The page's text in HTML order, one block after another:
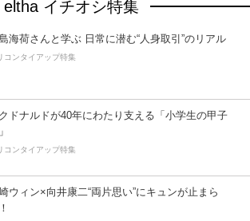
eltha イチオシ特集
海荷さんと学ぶ 日常に潜む“人身取引”のリアル
コンタイアップ特集
ドナルドが40年にわたり支える「小学生の甲子
コンタイアップ特集
ウィン×向井康二“両片思い”にキュンが止まら